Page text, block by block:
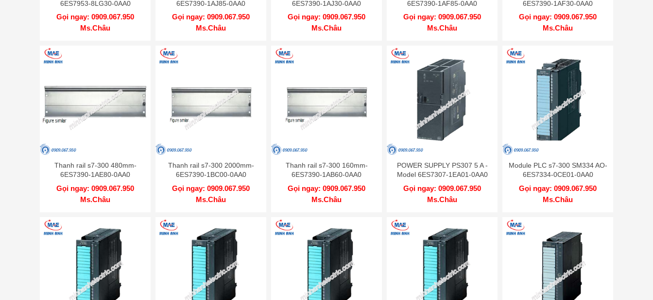
6ES7953-8LG30-0AA0
Gọi ngay: 0909.067.950
Ms.Châu
6ES7390-1AJ85-0AA0
Gọi ngay: 0909.067.950
Ms.Châu
6ES7390-1AJ30-0AA0
Gọi ngay: 0909.067.950
Ms.Châu
6ES7390-1AF85-0AA0
Gọi ngay: 0909.067.950
Ms.Châu
6ES7390-1AF30-0AA0
Gọi ngay: 0909.067.950
Ms.Châu
Thanh rail s7-300 480mm-
6ES7390-1AE80-0AA0
Gọi ngay: 0909.067.950
Ms.Châu
Thanh rail s7-300 2000mm-
6ES7390-1BC00-0AA0
Gọi ngay: 0909.067.950
Ms.Châu
Thanh rail s7-300 160mm-
6ES7390-1AB60-0AA0
Gọi ngay: 0909.067.950
Ms.Châu
POWER SUPPLY PS307 5 A -
Model 6ES7307-1EA01-0AA0
Gọi ngay: 0909.067.950
Ms.Châu
Module PLC s7-300 SM334 AO-
6ES7334-0CE01-0AA0
Gọi ngay: 0909.067.950
Ms.Châu